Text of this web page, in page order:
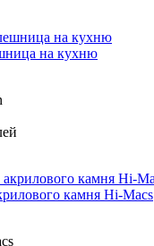
на кухню
камня Hi-Macs